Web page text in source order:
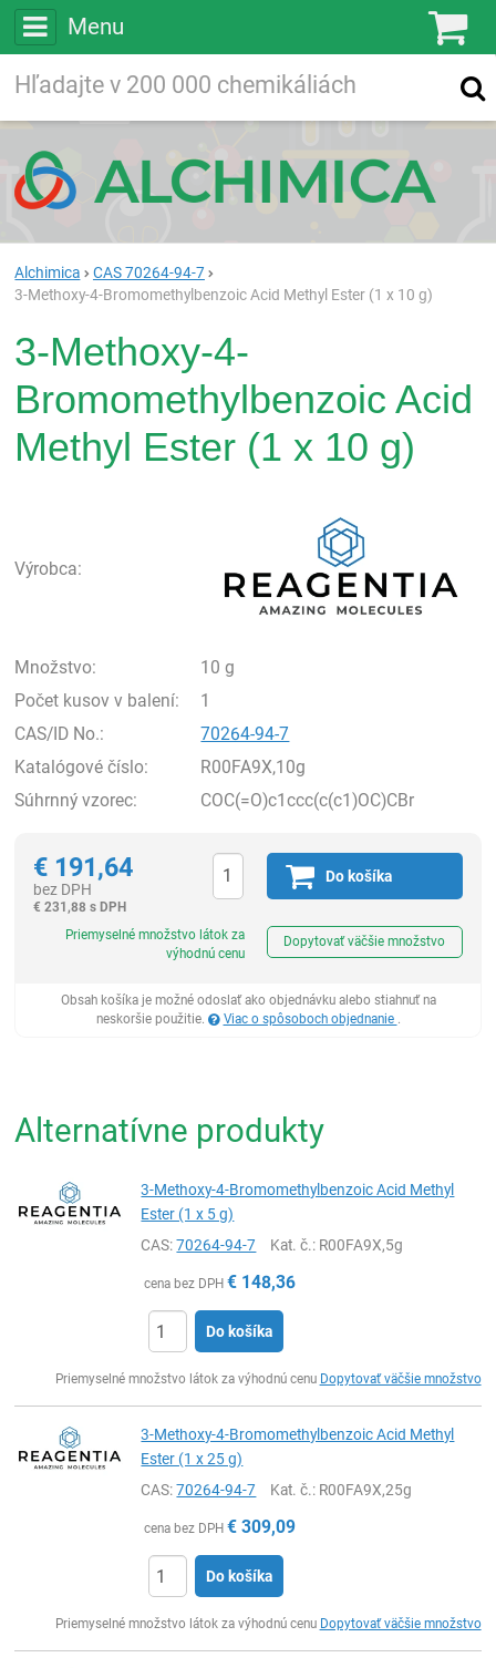
Menu
Vyhľadávanie
Alchimica
CAS 70264-94-7
3-Methoxy-4-Bromomethylbenzoic Acid Methyl Ester (1 x 10 g)
3-Methoxy-4-
Bromomethylbenzoic Acid
Methyl Ester (1 x 10 g)
Výrobca:
Množstvo:
10 g
Počet kusov v balení:
1
CAS/ID No.:
70264-94-7
Katalógové číslo:
R00FA9X,10g
Súhrnný vzorec:
COC(=O)c1ccc(c(c1)OC)CBr
€ 191,64
bez DPH
€ 231,88 s DPH
Do košíka
Priemyselné množstvo látok za
výhodnú cenu
Dopytovať väčšie množstvo
Obsah košíka je možné odoslať ako objednávku alebo stiahnuť na
neskoršie použitie.
Viac o spôsoboch objednanie .
Alternatívne produkty
3-Methoxy-4-Bromomethylbenzoic Acid Methyl
Ester (1 x 5 g)
CAS:70264-94-7 Kat. č.: R00FA9X,5g
cena bez DPH € 148,36
Do košíka
Priemyselné množstvo látok za výhodnú cenu Dopytovať väčšie množstvo
3-Methoxy-4-Bromomethylbenzoic Acid Methyl
Ester (1 x 25 g)
CAS:70264-94-7 Kat. č.: R00FA9X,25g
cena bez DPH € 309,09
Do košíka
Priemyselné množstvo látok za výhodnú cenu Dopytovať väčšie množstvo